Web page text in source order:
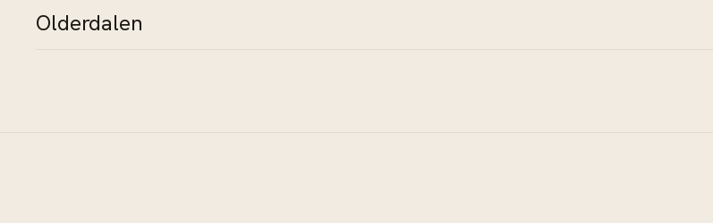
Olderdalen